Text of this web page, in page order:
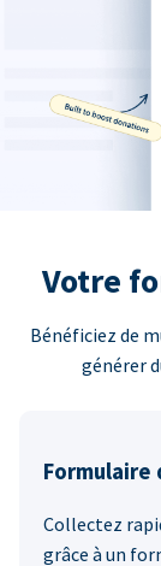
Votre
Bénéficiez de
générer
Formulaire
Collectez
grâce à un